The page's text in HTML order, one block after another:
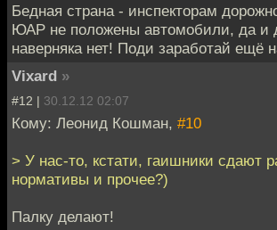
Бедная страна - инспекторам
ЮАР не положены автомобили, да и
наверняка нет! Поди заработай ещё
Vixard »
#12 | 30.12.12 02:07
Кому: Леонид Кошман, #10
> У нас-то, кстати, гаишники сдают
нормативы и прочее?)
Палку делают!